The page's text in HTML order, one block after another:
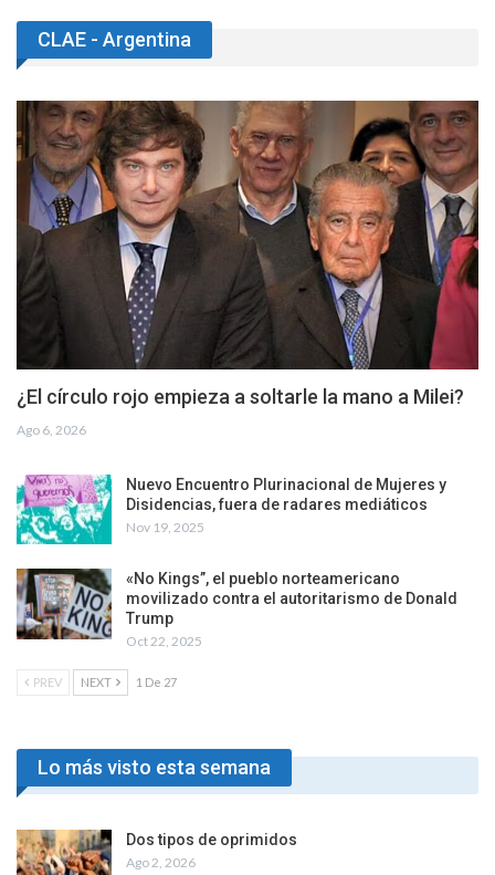
CLAE - Argentina
¿El círculo rojo empieza a soltarle la mano a Milei?
Ago 6, 2026
Nuevo Encuentro Plurinacional de Mujeres y
Disidencias, fuera de radares mediáticos
Nov 19, 2025
«No Kings”, el pueblo norteamericano
movilizado contra el autoritarismo de Donald
Trump
Oct 22, 2025
PREV NEXT 1 De 27
Lo más visto esta semana
Dos tipos de oprimidos
Ago 2, 2026